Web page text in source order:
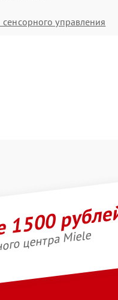
управления
центра Miele